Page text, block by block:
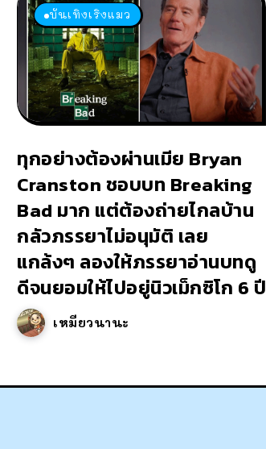
บันเทิงเริงแมว
ทุกอย่างต้องผ่านเมีย Bryan
Cranston ชอบบท Breaking
Bad มาก แต่ต้องถ่ายไกลบ้าน
กลัวภรรยาไม่อนุมัติ เลย
แกล้งๆ ลองให้ภรรยาอ่านบทดู
ดีจนยอมให้ไปอยู่นิวเม็กซิโก 6 ปี
เหมียวนานะ